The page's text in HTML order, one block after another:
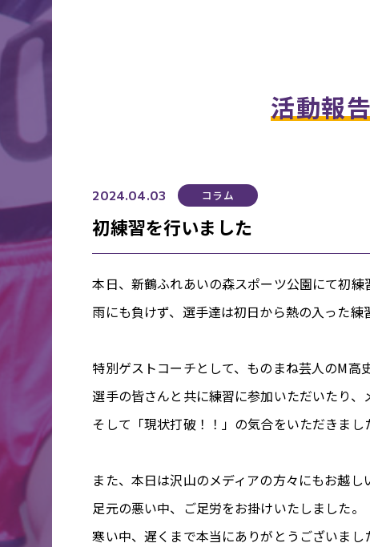
活動報
2024.04.03 コラム
初練習を行いました
本日、新鶴ふれあいの森スポーツ公園にて初練
雨にも負けず、選手達は初日から熱の入った練
特別ゲストコーチとして、ものまね芸人のM高
選手の皆さんと共に練習に参加いただいたり、
そして「現状打破！！」の気合をいただきまし
また、本日は沢山のメディアの方々にもお越し
足元の悪い中、ご足労をお掛けいたしました。
寒い中、遅くまで本当にありがとうございまし